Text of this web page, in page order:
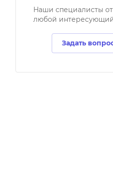
Наши специалисты
любой
Задать